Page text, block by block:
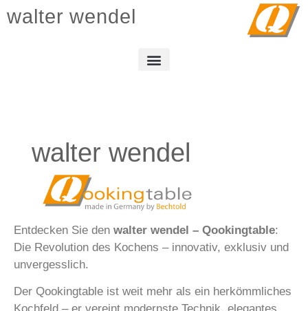
walter wendel
walter wendel
Entdecken Sie den walter wendel – Qookingtable:
Die Revolution des Kochens – innovativ, exklusiv und
unvergesslich.
Der Qookingtable ist weit mehr als ein herkömmliches